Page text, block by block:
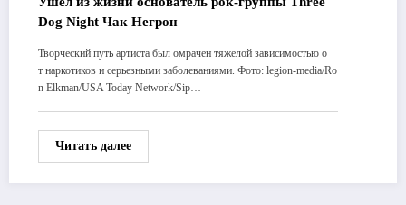
Dog Night Чак Негрон
Творческий путь артиста был омрачен тяжелой зависимостью о
т наркотиков и серьезными заболеваниями. Фото: legion-media/Ro
n Elkman/USA Today Network/Sip…
Читать далее